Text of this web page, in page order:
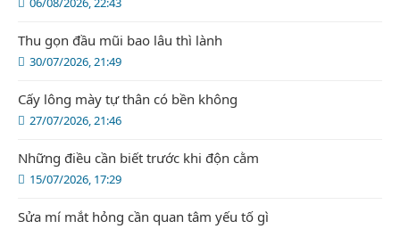
30/07/2026, 21:49
Thu gọn đầu mũi bao lâu thì lành
27/07/2026, 21:46
Cấy lông mày tự thân có bền không
15/07/2026, 17:29
Những điều cần biết trước khi độn cằm
Sửa mí mắt hỏng cần quan tâm yếu tố gì